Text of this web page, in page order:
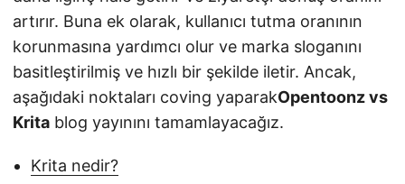
artırır. Buna ek olarak, kullanıcı tutma oranının
korunmasına yardımcı olur ve marka sloganını
basitleştirilmiş ve hızlı bir şekilde iletir. Ancak,
aşağıdaki noktaları coving yaparakOpentoonz vs
Krita blog yayınını tamamlayacağız.
Krita nedir?